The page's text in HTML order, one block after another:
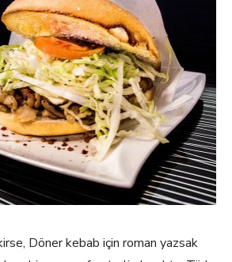
Döner kebab için roman yazsak